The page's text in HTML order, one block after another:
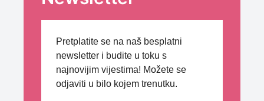
Pretplatite se na naš besplatni
newsletter i budite u toku s
najnovijim vijestima! Možete se
odjaviti u bilo kojem trenutku.